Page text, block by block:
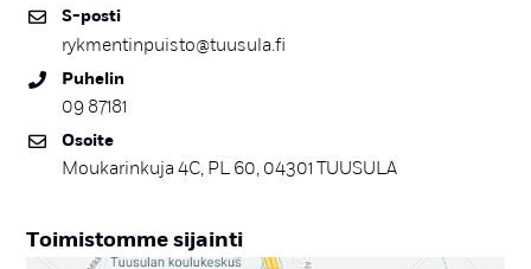
S-pos­ti
rykmentinpuisto@tuusula.fi
Pu­he­lin
09 87181
Osoi­te
Moukarinkuja 4C, PL 60, 04301 TUUSULA
Toi­mis­tom­me si­jain­ti